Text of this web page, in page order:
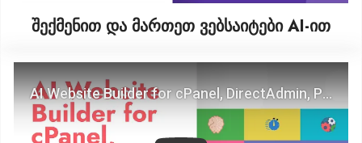
შექმენით და მართეთ ვებსაიტები AI‑ით